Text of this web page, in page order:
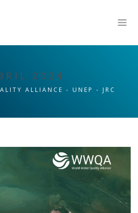
2024
ALLIANCE - UNEP - JRC